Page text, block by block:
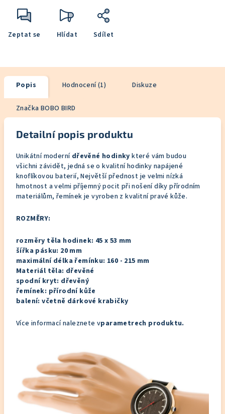
Zeptat se Hlídat Sdílet
Popis Hodnocení (1) Diskuze
Značka BOBO BIRD
Detailní popis produktu
Unikátní moderní dřevěné hodinky které vám budou
všichni závidět, jedná se o kvalitní hodinky napájené
knoflíkovou baterií, Největší přednost je velmi nízká
hmotnost a velmi příjemný pocit při nošení díky přírodním
materiálům, řemínek je vyroben z kvalitní pravé kůže.
ROZMĚRY:
rozměry těla hodinek: 45 x 53 mm
šířka pásku: 20 mm
maximální délka řemínku: 160 - 215 mm
Materiál těla: dřevěné
spodní kryt: dřevěný
řemínek: přírodní kůže
balení: včetně dárkové krabičky
Více informací naleznete vparametrech produktu.